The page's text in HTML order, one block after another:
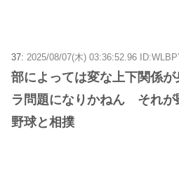
37: 2025/08/07(木) 03:36:52.96
部によっては変な上下関係
ラ問題になりかねん それが
野球と相撲